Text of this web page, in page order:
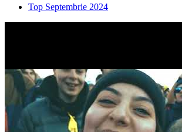
Top Septembrie 2024